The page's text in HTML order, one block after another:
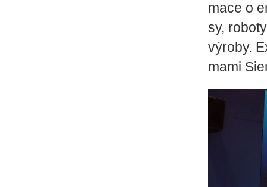
ma­ce o
sy,
vý­ro­by.
ma­mi